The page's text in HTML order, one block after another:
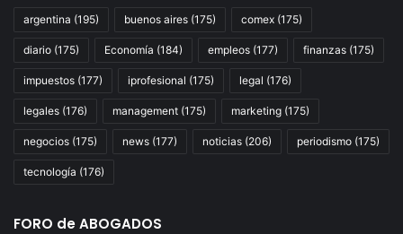
argentina (195) buenos aires (175) comex (175)
diario (175) Economía (184) empleos (177) finanzas (175)
impuestos (177) iprofesional (175) legal (176)
legales (176) management (175) marketing (175)
negocios (175) news (177) noticias (206) periodismo (175)
tecnología (176)
FORO de ABOGADOS